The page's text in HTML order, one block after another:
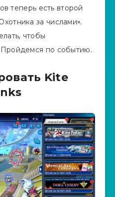
теперь есть второй
за числами».
чтобы
Пройдемся по событию.
Kite